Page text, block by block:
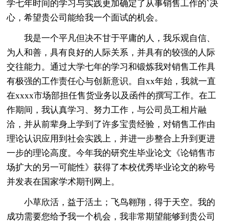
学七年时间的学习与实践更加确定了从事销售工作的`决
心，希望贵公司能给我一个面试的机会。
我是一个平凡但决不甘于平庸的人，我乐观自信、
为人和善，具有良好的人际关系，并具有的较强的人际
交往能力。通过大学七年的学习和锻炼我对销售工作具
有极强的工作责任心与创新意识。自xx年始，我就一直
在xxxx市场部担任售货业务以及函件的撰写工作。在工
作期间，我认真学习、努力工作，与公司员工相片融
洽，并从前辈身上学到了许多宝贵经验，对销售工作由
理论认识应用到社会实践上，并进一步整合上升到更进
一步的理论高度。今年我的研究生毕业论文《论销售市
场扩大的另一可能性》获得了本校优秀毕业论文的称号
并发表在国家学术期刊网上。
小草欣活，益于活土；飞鸟翱翔，得于天空。我的
成功需要您给予我一个机会，我非常期望能够到贵公司